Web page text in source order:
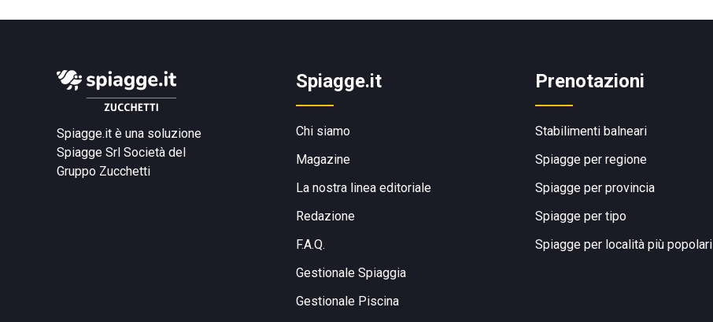
Spiagge.it è una soluzione
Spiagge Srl Società del
Gruppo Zucchetti
Spiagge.it
Chi siamo
Magazine
La nostra linea editoriale
Redazione
F.A.Q.
Gestionale Spiaggia
Gestionale Piscina
Prenotazioni
Stabilimenti balneari
Spiagge per regione
Spiagge per provincia
Spiagge per tipo
Spiagge per località più popolari